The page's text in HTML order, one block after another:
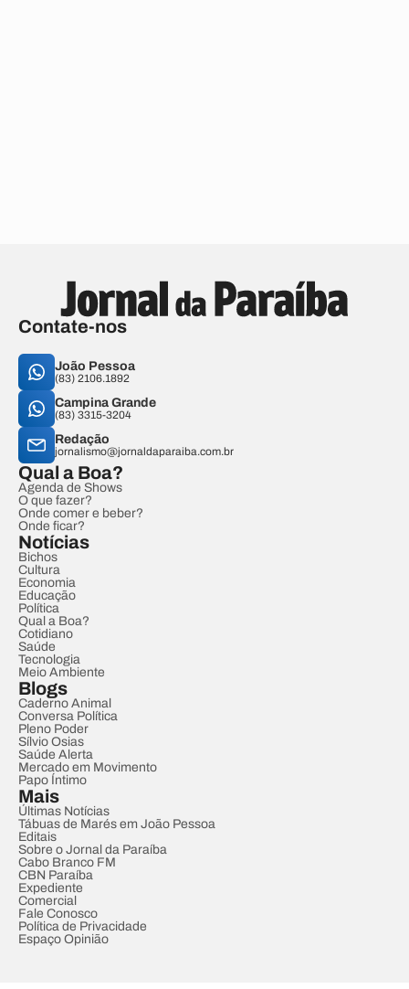
Contate-nos
João Pessoa
(83) 2106.1892
Campina Grande
(83) 3315-3204
Redação
jornalismo@jornaldaparaiba.com.br
Qual a Boa?
Agenda de Shows
O que fazer?
Onde comer e beber?
Onde ficar?
Notícias
Bichos
Cultura
Economia
Educação
Política
Qual a Boa?
Cotidiano
Saúde
Tecnologia
Meio Ambiente
Blogs
Caderno Animal
Conversa Política
Pleno Poder
Sílvio Osias
Saúde Alerta
Mercado em Movimento
Papo Íntimo
Mais
Últimas Notícias
Tábuas de Marés em João Pessoa
Editais
Sobre o Jornal da Paraíba
Cabo Branco FM
CBN Paraíba
Expediente
Comercial
Fale Conosco
Política de Privacidade
Espaço Opinião